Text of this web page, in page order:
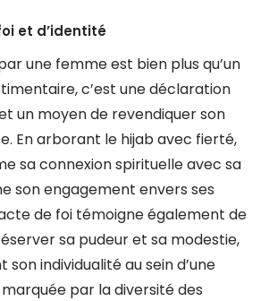
et d’identité
une femme est bien plus qu’un
c’est une déclaration
un moyen de revendiquer son
En arborant le hijab avec fierté,
sa connexion spirituelle avec sa
son engagement envers ses
de foi témoigne également de
sa pudeur et sa modestie,
individualité au sein d’une
par la diversité des